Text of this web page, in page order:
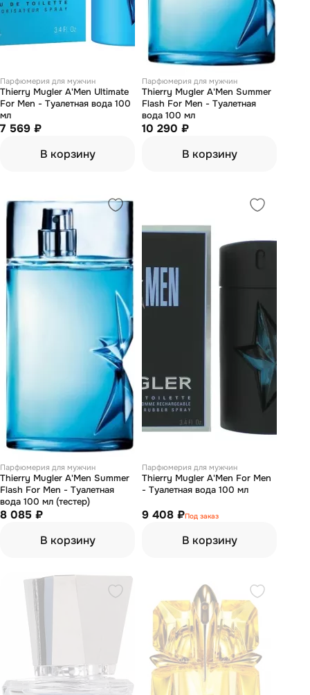
Парфюмерия для мужчин
Thierry Mugler A'Men Ultimate
For Men - Туалетная вода 100
мл
7 569 ₽
В корзину
Парфюмерия для мужчин
Thierry Mugler A'Men Summer
Flash For Men - Туалетная
вода 100 мл
10 290 ₽
В корзину
Парфюмерия для мужчин
Thierry Mugler A'Men Summer
Flash For Men - Туалетная
вода 100 мл (тестер)
8 085 ₽
В корзину
Парфюмерия для мужчин
Thierry Mugler A'Men For Men
- Туалетная вода 100 мл
9 408 ₽Под заказ
В корзину